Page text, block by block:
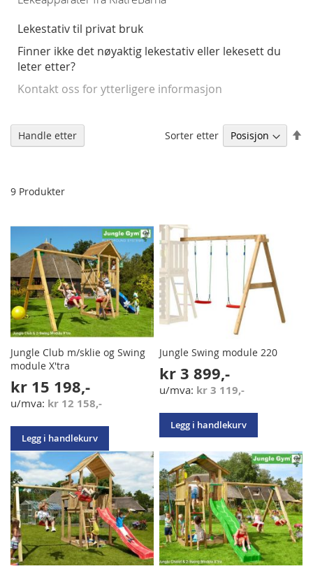
Lekestativ til privat bruk
Finner ikke det nøyaktig lekestativ eller lekesett du
leter etter?
Kontakt oss for ytterligere informasjon
9 Produkter
Sorter etter
Jungle Club m/sklie og Swing
module X'tra
kr 15 198,-
kr 12 158,-
Legg i handlekurv
Jungle Swing module 220
kr 3 899,-
kr 3 119,-
Legg i handlekurv
Handle etter